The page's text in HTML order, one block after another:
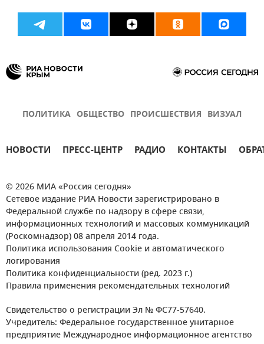
ПОЛИТИКА ОБЩЕСТВО ПРОИСШЕСТВИЯ ВИЗУАЛ
НОВОСТИ ПРЕСС-ЦЕНТР РАДИО КОНТАКТЫ
© 2026 МИА «Россия сегодня»
Сетевое издание РИА Новости зарегистрировано в
Федеральной службе по надзору в сфере связи,
информационных технологий и массовых коммуникаций
(Роскомнадзор) 08 апреля 2014 года.
Политика использования Cookie и автоматического
логирования
Политика конфиденциальности (ред. 2023 г.)
Правила применения рекомендательных технологий
Свидетельство о регистрации Эл № ФС77-57640.
Учредитель: Федеральное государственное унитарное
предприятие Международное информационное агентство